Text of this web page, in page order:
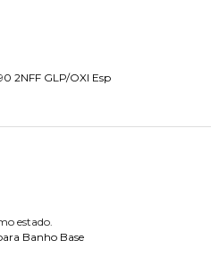
2NFF GLP/OXI Esp
estado.
Banho Base